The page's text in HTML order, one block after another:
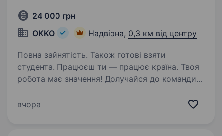
24 000 грн
OKKO
Надвірна, 0,3 км від центру
Повна зайнятість. Також готові взяти
студента. Працюєш ти — працює країна. Твоя
робота має значення! Долучайся до команди
разом! Шукаємо ПРОДАВЦЯ-КАСИРА
вчора